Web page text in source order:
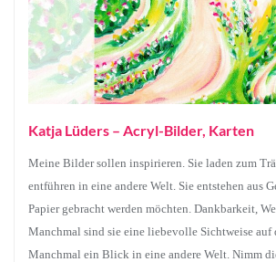
Katja Lüders – Acryl-Bilder, Karten
Meine Bilder sollen inspirieren. Sie laden zum
entführen in eine andere Welt. Sie entstehen aus
Papier gebracht werden möchten. Dankbarkeit,
Manchmal sind sie eine liebevolle Sichtweise auf
Manchmal ein Blick in eine andere Welt. Nimm